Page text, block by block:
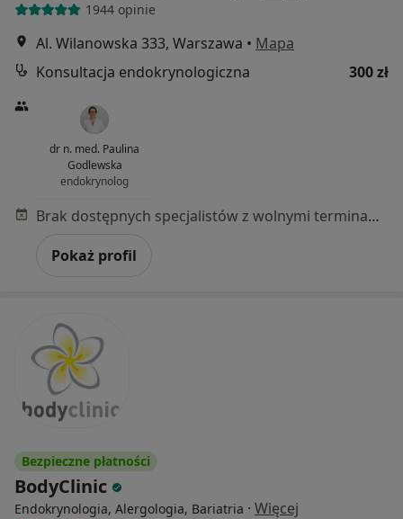
1944 opinie
Al. Wilanowska 333, Warszawa • Mapa
Konsultacja endokrynologiczna
300 zł
dr n. med. Paulina
Godlewska
endokrynolog
Brak dostępnych specjalistów z wolnymi terminami w tym centrum medycznym.
Pokaż profil
Bezpieczne płatności
BodyClinic
Endokrynologia, Alergologia, Bariatria · Więcej